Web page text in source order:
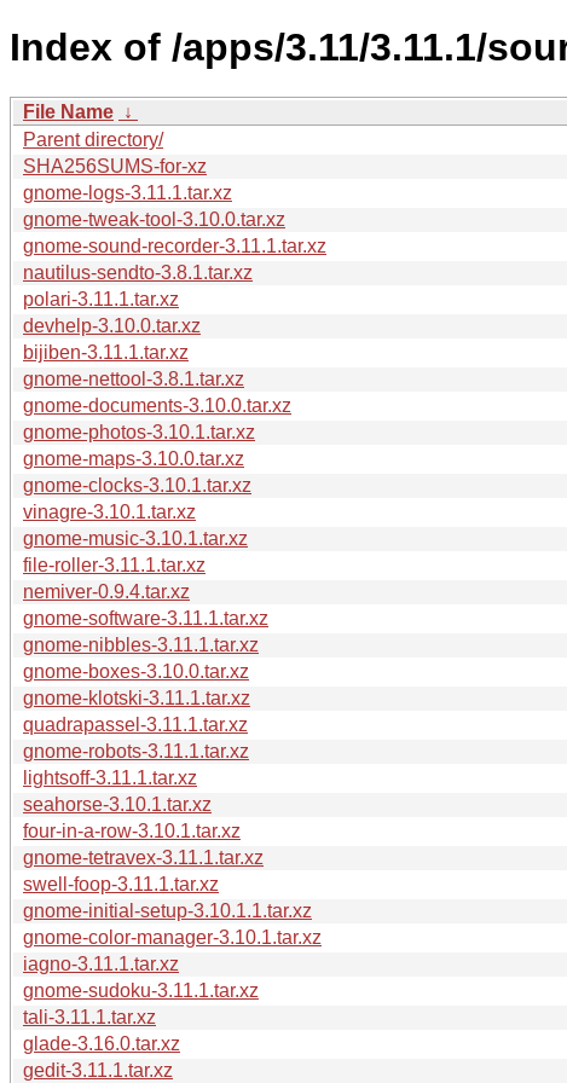
Index of /apps/3.11/3.11.1/
File Name ↓
Parent directory/
SHA256SUMS-for-xz
gnome-logs-3.11.1.tar.xz
gnome-tweak-tool-3.10.0.tar.xz
gnome-sound-recorder-3.11.1.tar.xz
nautilus-sendto-3.8.1.tar.xz
polari-3.11.1.tar.xz
devhelp-3.10.0.tar.xz
bijiben-3.11.1.tar.xz
gnome-nettool-3.8.1.tar.xz
gnome-documents-3.10.0.tar.xz
gnome-photos-3.10.1.tar.xz
gnome-maps-3.10.0.tar.xz
gnome-clocks-3.10.1.tar.xz
vinagre-3.10.1.tar.xz
gnome-music-3.10.1.tar.xz
file-roller-3.11.1.tar.xz
nemiver-0.9.4.tar.xz
gnome-software-3.11.1.tar.xz
gnome-nibbles-3.11.1.tar.xz
gnome-boxes-3.10.0.tar.xz
gnome-klotski-3.11.1.tar.xz
quadrapassel-3.11.1.tar.xz
gnome-robots-3.11.1.tar.xz
lightsoff-3.11.1.tar.xz
seahorse-3.10.1.tar.xz
four-in-a-row-3.10.1.tar.xz
gnome-tetravex-3.11.1.tar.xz
swell-foop-3.11.1.tar.xz
gnome-initial-setup-3.10.1.1.tar.xz
gnome-color-manager-3.10.1.tar.xz
iagno-3.11.1.tar.xz
gnome-sudoku-3.11.1.tar.xz
tali-3.11.1.tar.xz
glade-3.16.0.tar.xz
gedit-3.11.1.tar.xz